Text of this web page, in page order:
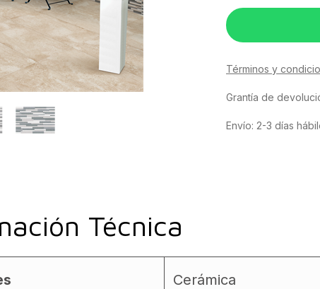
Términos y
Grantía de
Envío: 2-3 días
Técnica
Cerámica